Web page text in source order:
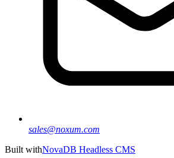
sales@noxum.com
Built withNovaDB Headless CMS